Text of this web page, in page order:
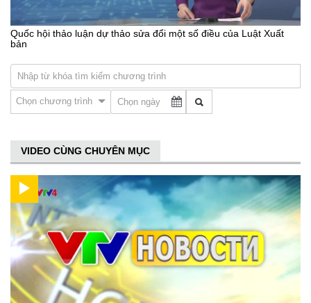
Quốc hội thảo luận dự thảo sửa đổi một số điều của Luật Xuất
bản
Chọn chương trình
VIDEO CÙNG CHUYÊN MỤC